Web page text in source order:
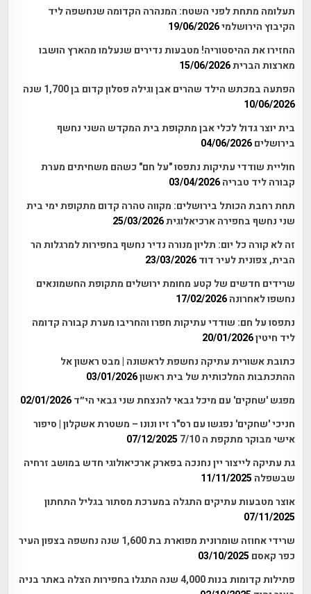
תעלומה מתחת לפני השטח: המנהרה הקדומה שנחשפה ליד
הקיבוץ הירושלמי19/06/2026
החזירו את ההיסטוריה! מטבעות נדירים שנעלמו מהארץ הושבו
מארצות הברית15/06/2026
הפתעה במכתש הילד שהרים אבן וגילה פסלון קדום בן 1,700 שנה
10/06/2026
בית יוצר גדול לכלי אבן מתקופת בית המקדש השני נחשף
בירושלים 04/06/2026
חוליית שודדי עתיקות נתפסו "על חם" כשהם משחיתים מערת
קבורה ליד טבריה 03/04/2026
תחת רחבת הכותל בירושלים: מקווה טהרה קדום מתקופת ימי בית
שני נחשף בחפירה ארכיאלוגית25/03/2026
זה לא קורה כל יום: תליון מנורה נדיר נחשף בחפירות למרגלות הר
הבית, צפונית לעיר דוד 23/03/2026
שרידים חדשים של קטע מחומת ירושלים מתקופת החשמונאים
נחשפו לאחרונה 17/02/2026
נתפסו על חם: שודדי עתיקות חפרו והחריבו מערת קבורה קדומה
ליד חיטין20/01/2026
כתובת אשורית עתיקה נחשפת לראשונה | מבט ראשון אל
ההתכתבות המלכותית של בית ראשון03/01/2026
מפגש 'שחקים' עם מיכל גבאי להנצחת שני גבאי הי״ד 02/01/2026
חניכי 'שחקים' נפגשו עם רס"ר זיו ונונו – משטרת אשקלון | סיפור
אישי מבוקר מתקפת ה 7/10
07/12/2025
גת עתיקה לייצור יין נחנכה בפארק ארכיאולוגי חדש במושב זרחיה
שבשפלה 11/11/2025
אוצר מטבעות עתיקים התגלה במערכת מסתור בגליל התחתון
07/11/2025
שרידי אחוזה שומרונית מפוארת בת 1,600 שנה נחשפה בצפון העיר
כפר קאסם 03/10/2025
פתילות קדומות בנות 4,000 שנה התגלו בחפירות הצלה באתר בניה